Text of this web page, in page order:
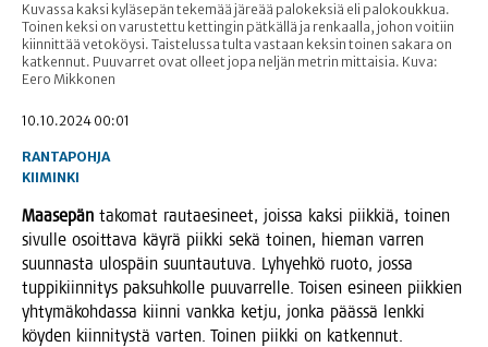
Kuvassa kaksi kyläsepän tekemää järeää palokeksiä eli palokoukkua.
Toinen keksi on varustettu kettingin pätkällä ja renkaalla, johon voitiin
kiinnittää vetoköysi. Taistelussa tulta vastaan keksin toinen sakara on
katkennut. Puuvarret ovat olleet jopa neljän metrin mittaisia. Kuva:
Eero Mikkonen
10.10.2024 00:01
RANTAPOHJA
KIIMINKI
Maa­se­pän tako­mat rau­tae­si­neet, jois­sa kak­si piik­kiä, toi­nen
sivul­le osoit­ta­va käy­rä piik­ki sekä toi­nen, hie­man var­ren
suun­nas­ta ulos­päin suun­tau­tu­va. Lyhyeh­kö ruo­to, jos­sa
tup­pi­kiin­ni­tys pak­suh­kol­le puu­var­rel­le. Toi­sen esi­neen piik­kien
yhty­mä­koh­das­sa kiin­ni vank­ka ket­ju, jon­ka pääs­sä lenk­ki
köy­den kiin­ni­tys­tä var­ten. Toi­nen piik­ki on katkennut.